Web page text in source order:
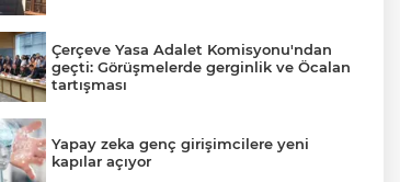
Çerçeve Yasa Adalet Komisyonu'ndan
geçti: Görüşmelerde gerginlik ve Öcalan
tartışması
Yapay zeka genç girişimcilere yeni
kapılar açıyor